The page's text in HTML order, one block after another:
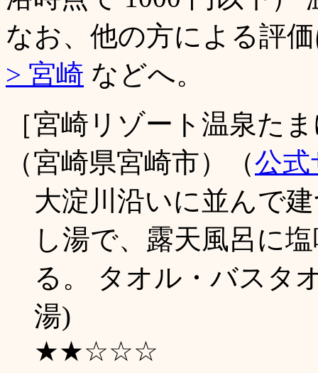
なお、他の方による評
> 宮崎 などへ。
［宮崎リゾート温泉た
（宮崎県宮崎市）（公
大淀川沿いに並んで
し湯で、露天風呂に
る。 タオル・バスタ
湯)
★★☆☆☆